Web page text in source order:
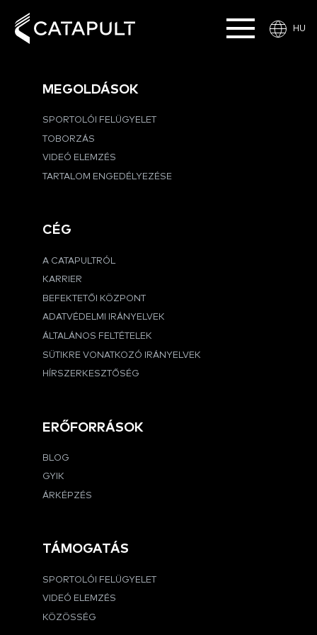
HU
MEGOLDÁSOK
SPORTOLÓI FELÜGYELET
TOBORZÁS
VIDEÓ ELEMZÉS
TARTALOM ENGEDÉLYEZÉSE
CÉG
A CATAPULTRÓL
KARRIER
BEFEKTETŐI KÖZPONT
ADATVÉDELMI IRÁNYELVEK
ÁLTALÁNOS FELTÉTELEK
SÜTIKRE VONATKOZÓ IRÁNYELVEK
HÍRSZERKESZTŐSÉG
ERŐFORRÁSOK
BLOG
GYIK
ÁRKÉPZÉS
TÁMOGATÁS
SPORTOLÓI FELÜGYELET
VIDEÓ ELEMZÉS
KÖZÖSSÉG